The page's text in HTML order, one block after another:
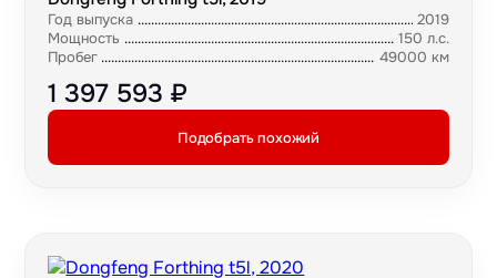
Год выпуска
2019
Мощность
150 л.с.
Пробег
49000 км
1 397 593 ₽
Подобрать похожий